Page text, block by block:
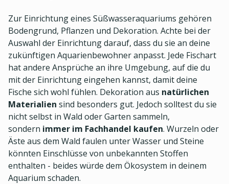
Zur Einrichtung eines Süßwasseraquariums gehören
Bodengrund, Pflanzen und Dekoration. Achte bei der
Auswahl der Einrichtung darauf, dass du sie an deine
zukünftigen Aquarienbewohner anpasst. Jede Fischart
hat andere Ansprüche an ihre Umgebung, auf die du
mit der Einrichtung eingehen kannst, damit deine
Fische sich wohl fühlen. Dekoration aus natürlichen
Materialien sind besonders gut. Jedoch solltest du sie
nicht selbst in Wald oder Garten sammeln,
sondern immer im Fachhandel kaufen. Wurzeln oder
Äste aus dem Wald faulen unter Wasser und Steine
könnten Einschlüsse von unbekannten Stoffen
enthalten - beides würde dem Ökosystem in deinem
Aquarium schaden.